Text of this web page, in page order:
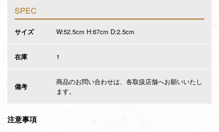
SPEC
サイズ W:52.5cm H:67cm D:2.5cm
在庫 1
備考
商品のお問い合わせは、各取扱店舗へお願いいたし
ます。
注意事項